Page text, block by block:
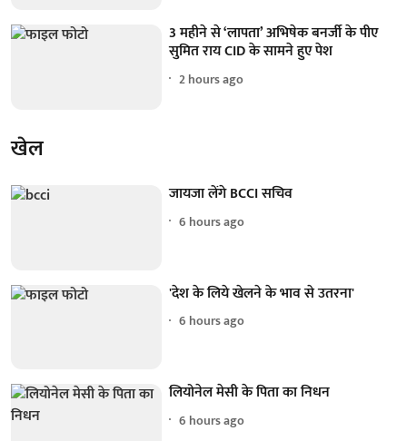
3 महीने से ‘लापता’ अभिषेक बनर्जी के पीए
सुमित राय CID के सामने हुए पेश
2 hours ago
खेल
जायजा लेंगे BCCI सचिव
6 hours ago
'देश के लिये खेलने के भाव से उतरना'
6 hours ago
लियोनेल मेसी के पिता का निधन
6 hours ago